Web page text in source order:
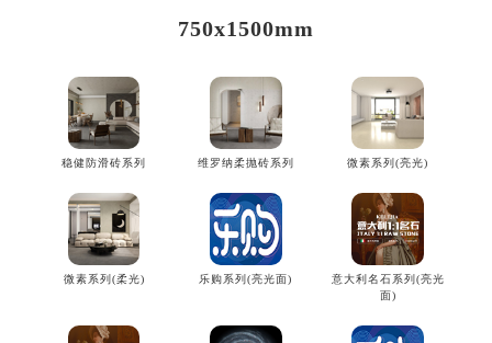
750x1500mm
稳健防滑砖系列 维罗纳柔抛砖系列 微素系列(亮光)
微素系列(柔光) 乐购系列(亮光面)
意大利名石系列(亮光
面)